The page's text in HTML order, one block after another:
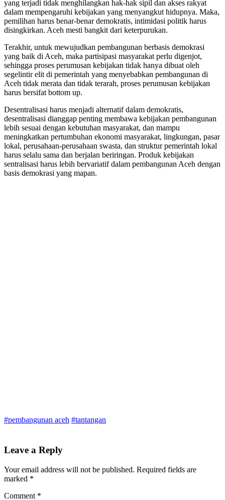
yang terjadi tidak menghilangkan hak-hak sipil dan akses rakyat
dalam mempengaruhi kebijakan yang menyangkut hidupnya. Maka,
pemilihan harus benar-benar demokratis, intimidasi politik harus
disingkirkan. Aceh mesti bangkit dari keterpurukan.
Terakhir, untuk mewujudkan pembangunan berbasis demokrasi
yang baik di Aceh, maka partisipasi masyarakat perlu digenjot,
sehingga proses perumusan kebijakan tidak hanya dibuat oleh
segelintir elit di pemerintah yang menyebabkan pembangunan di
Aceh tidak merata dan tidak terarah, proses perumusan kebijakan
harus bersifat bottom up.
Desentralisasi harus menjadi alternatif dalam demokratis,
desentralisasi dianggap penting membawa kebijakan pembangunan
lebih sesuai dengan kebutuhan masyarakat, dan mampu
meningkatkan pertumbuhan ekonomi masyarakat, lingkungan, pasar
lokal, perusahaan-perusahaan swasta, dan struktur pemerintah lokal
harus selalu sama dan berjalan beriringan. Produk kebijakan
sentralisasi harus lebih bervariatif dalam pembangunan Aceh dengan
basis demokrasi yang mapan.
#pembangunan aceh #tantangan
Leave a Reply
Your email address will not be published. Required fields are
marked *
Comment *